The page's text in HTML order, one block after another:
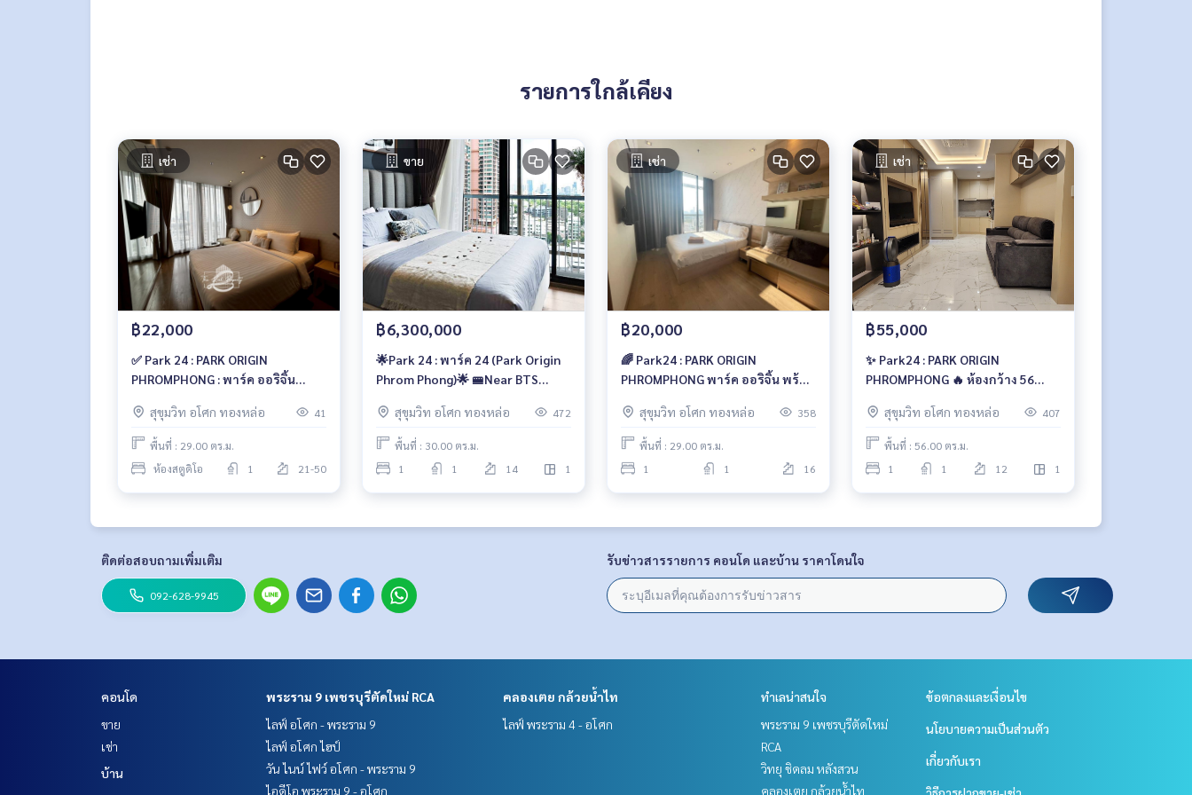
- BigC พระราม 4 : 1.0 กม.
- Miracle Mall : 1.0 กม.
🥰 ติดต่อ
Line : @therealproperty
https://lin.ee/SgMus7j
Wechat : TheRealP
Kakaotalk : zz2890 for Korean
WhatsApp :+66 82 269 6289
โทร
Call082-269-6289
#park24 #park24condo #Luxurycondo #พาร์ค24 #พาร์ค24สุขุมวิท24 #คอนโดหรู #คอนโดให้เช่า #คอนโดใกล้รถไ
รายการใกล้เคียง
เช่า
฿22,000
✅ Park 24 : PARK ORIGIN
PHROMPHONG : พาร์ค ออริจิ้น
สุขุมวิท อโศก ทองหล่อ
41
พื้นที่ : 29.00 ตร.ม.
ห้องสตูดิโอ
1 21-50
ขาย
฿6,300,000
🌟Park 24 : พาร์ค 24 (Park Origin
Phrom Phong)🌟 🚝Near BTS
BTS Phrom Phong.
สุขุมวิท อโศก ทองหล่อ 472
พื้นที่ : 30.00 ตร.ม.
1
1 14 1
เช่า
฿20,000
🌈 Park24 : PARK ORIGIN
PHROMPHONG พาร์ค ออริจิ้น พร้อม
สุขุมวิท อโศก ทองหล่อ
358
พื้นที่ : 29.00 ตร.ม.
1
1 16
เช่า
฿55,000
✨ Park24 : PARK ORIGIN
PHROMPHONG 🔥 ห้องกว้าง 56
บาท/เดือน 🔥
สุขุมวิท อโศก ทองหล่อ 407
พื้นที่ : 56.00 ตร.ม.
1
1 12 1
ติดต่อสอบถามเพิ่มเติม
092-628-9945
รับข่าวสารรายการ คอนโด และบ้าน ราคาโดนใจ
คอนโด
ขาย
เช่า
บ้าน
พระราม 9 เพชรบุรีตัดใหม่ RCA
ไลฟ์ อโศก - พระราม 9
ไลฟ์ อโศก ไฮป์
วัน ไนน์ ไฟว์ อโศก - พระราม 9
ไอดีโอ พระราม 9 - อโศก
คลองเตย กล้วยน้ำไท
ไลฟ์ พระราม 4 - อโศก
ทำเลน่าสนใจ
พระราม 9 เพชรบุรีตัดใหม่
RCA
วิทยุ ชิดลม หลังสวน
คลองเตย กล้วยน้ำไท
ข้อตกลงและเงื่อนไข
นโยบายความเป็นส่วนตัว
เกี่ยวกับเรา